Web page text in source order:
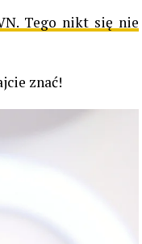
Tego nikt się nie
znać!